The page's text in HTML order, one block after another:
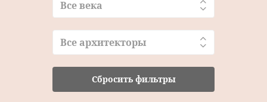
Все века
Все архитекторы
Сбросить фильтры